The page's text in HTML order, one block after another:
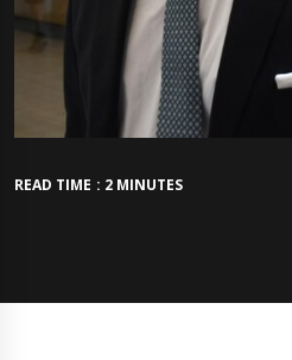
READ TIME : 2 MINUTES